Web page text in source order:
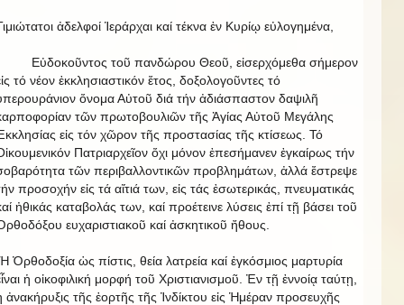
ἀδελφοί Ἱεράρχαι καί τέκνα ἐν Κυρίῳ εὐλογημένα,
τοῦ πανδώρου Θεοῦ, εἰσερχόμεθα σήμερον
τό νέον ἐκκλησιαστικόν ἔτος, δοξολογοῦντες τό
ὄνομα Αὐτοῦ διά τήν ἀδιάσπαστον δαψιλῆ
τῶν πρωτοβουλιῶν τῆς Ἁγίας Αὐτοῦ Μεγάλης
εἰς τόν χῶρον τῆς προστασίας τῆς κτίσεως. Τό
Πατριαρχεῖον ὄχι μόνον ἐπεσήμανεν ἐγκαίρως τήν
τῶν περιβαλλοντικῶν προβλημάτων, ἀλλά ἔστρεψε
προσοχήν εἰς τά αἴτιά των, εἰς τάς ἐσωτερικάς, πνευματικάς
ἠθικάς καταβολάς των, καί προέτεινε λύσεις ἐπί τῇ βάσει τοῦ
ευχαριστιακοῦ καί ἀσκητικοῦ ἤθους.
Ὀρθοδοξία ὡς πίστις, θεία λατρεία καί ἐγκόσμιος μαρτυρία
ἡ οἰκοφιλική μορφή τοῦ Χριστιανισμοῦ. Ἐν τῇ ἐννοίᾳ ταύτῃ,
ἀνακήρυξις τῆς ἑορτῆς τῆς Ἰνδίκτου εἰς Ἡμέραν προσευχῆς